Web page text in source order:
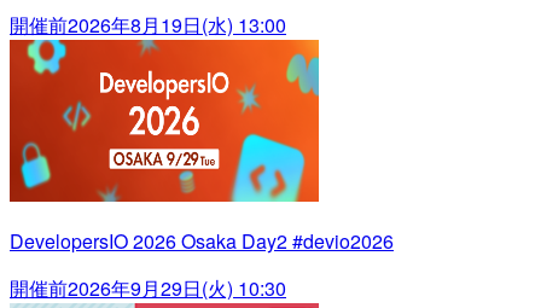
開催前2026年8月19日(水) 13:00
DevelopersIO 2026 Osaka Day2 #devio2026
開催前2026年9月29日(火) 10:30